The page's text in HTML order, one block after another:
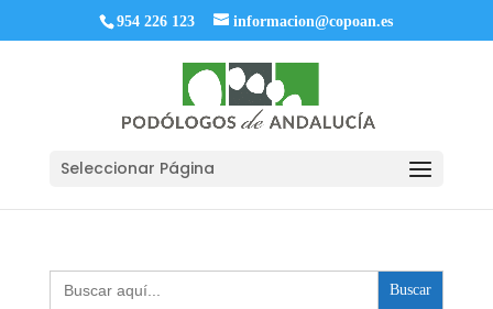
954 226 123 informacion@copoan.es
Seleccionar Página
Buscar: